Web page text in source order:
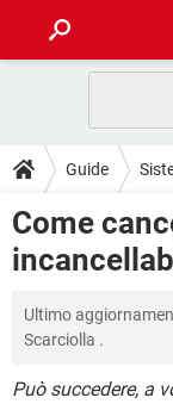
INTRATTENIMENTO
iOS
INSTAGRAM
HARDWARE
GUIDE
COVID-19
INTRATTENIMENTO
INSTAGRAM
HARDWARE
DOWNLOAD
COVID-19
iOS
INSTAGRAM
FORUM
COVID-19
iOS
GLOSSARIO
COVID-19
Guide
Come
Ultimo
Scarciolla .
Può succedere, a